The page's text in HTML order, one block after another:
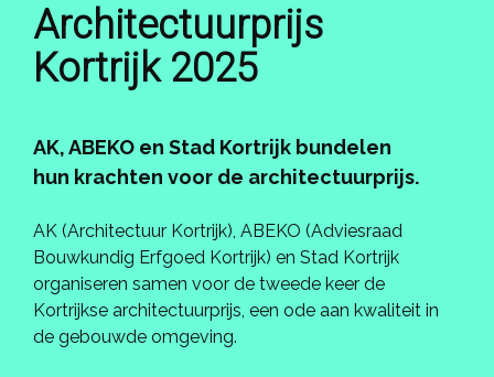
Architectuurprijs
Kortrijk 2025
AK, ABEKO en Stad Kortrijk bundelen
hun krachten voor de architectuurprijs.
AK (Architectuur Kortrijk), ABEKO (Adviesraad
Bouwkundig Erfgoed Kortrijk) en Stad Kortrijk
organiseren samen voor de tweede keer de
Kortrijkse architectuurprijs, een ode aan kwaliteit in
de gebouwde omgeving.